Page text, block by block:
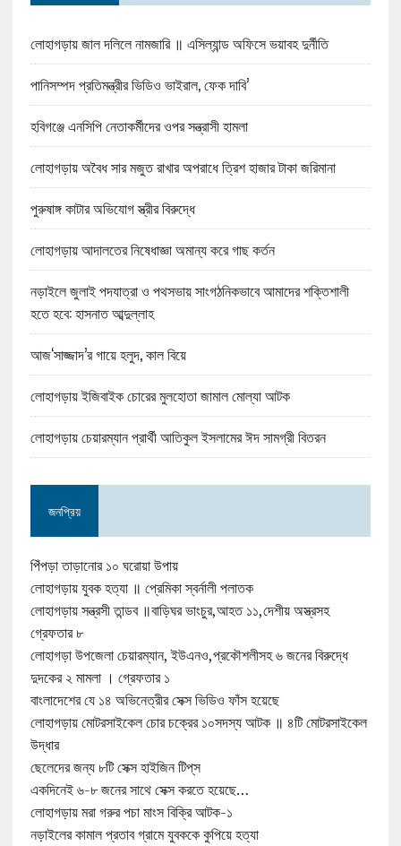
লোহাগড়ায় জাল দলিলে নামজারি ॥ এসিল্যান্ড অফিসে ভয়াবহ দুর্নীতি
পানিসম্পদ প্রতিমন্ত্রীর ভিডিও ভাইরাল, ফেক দাবি’
হবিগঞ্জে এনসিপি নেতাকর্মীদের ওপর সন্ত্রাসী হামলা
লোহাগড়ায় অবৈধ সার মজুত রাখার অপরাধে ত্রিশ হাজার টাকা জরিমানা
পুরুষাঙ্গ কাটার অভিযোগ স্ত্রীর বিরুদ্ধে
লোহাগড়ায় আদালতের নিষেধাজ্ঞা অমান্য করে গাছ কর্তন
নড়াইলে জুলাই পদযাত্রা ও পথসভায় সাংগঠনিকভাবে আমাদের শক্তিশালী
হতে হবে: হাসনাত আব্দুল্লাহ
আজ‘সাজ্জাদ’র গায়ে হলুদ, কাল বিয়ে
লোহাগড়ায় ইজিবাইক চোরের মুলহোতা জামাল মোল্যা আটক
লোহাগড়ায় চেয়ারম্যান প্রার্থী আতিকুল ইসলামের ঈদ সামগ্রী বিতরন
জনপ্রিয়
পিঁপড়া তাড়ানোর ১০ ঘরোয়া উপায়
লোহাগড়ায় যুবক হত্যা ॥ প্রেমিকা স্বর্নালী পলাতক
লোহাগড়ায় সন্ত্রসী তান্ডব ॥বাড়িঘর ভাংচুর,আহত ১১,দেশীয় অস্ত্রসহ
গ্রেফতার ৮
লোহাগড়া উপজেলা চেয়ারম্যান, ইউএনও,প্রকৌশলীসহ ৬ জনের বিরুদ্ধে
দুদকের ২ মামলা । গ্রেফতার ১
বাংলাদেশের যে ১৪ অভিনেত্রীর সেক্স ভিডিও ফাঁস হয়েছে
লোহাগড়ায় মোটরসাইকেল চোর চক্রের ১০সদস্য আটক ॥ ৪টি মোটরসাইকেল
উদ্ধার
ছেলেদের জন্য ৮টি সেক্স হাইজিন টিপ্‌স
একদিনেই ৬-৮ জনের সাথে সেক্স করতে হয়েছে…
লোহাগড়ায় মরা গরুর পচা মাংস বিক্রি আটক-১
নড়াইলের কামাল প্রতাব গ্রামে যুবককে কুপিয়ে হত্যা